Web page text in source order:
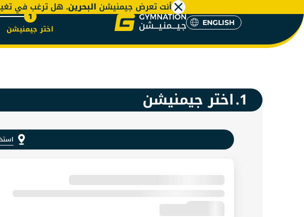
أنت تعرض جيمنيشن البحرين. هل ترغب في
اشتراك
ENGLISH
1
اختر جيمنيشن
1. اختر جيمنيشن